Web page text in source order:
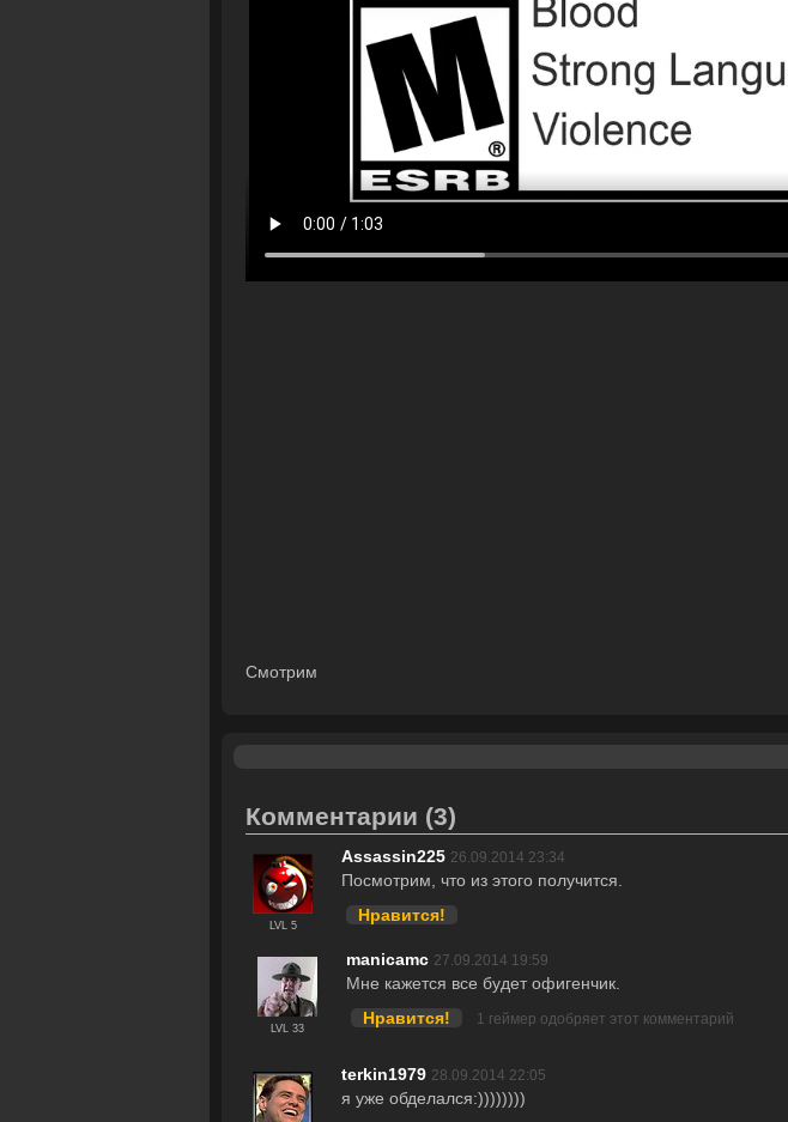
Смотрим
Комментарии (3)
LVL 5
Assassin225 26.09.2014 23:34
Посмотрим, что из этого получится.
Нравится!
LVL 33
manicamc 27.09.2014 19:59
Мне кажется все будет офигенчик.
Нравится!
1 геймер одобряет этот комментарий
terkin1979 28.09.2014 22:05
я уже обделался:))))))))